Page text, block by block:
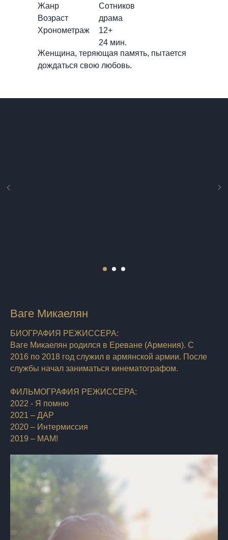
Жанр
Возраст
Хронометраж
Сотников
драма
12+
24 мин.
Женщина, теряющая память, пытается
дождаться свою любовь.
Ваге Микаелян
БИОГРАФИЯ РЕЖИССЕРА:
Ваге Микаелян родился в Ереване (Армения). С
2016 по 2018 год служил в армянской армии. После
службы начал заниматься кинематографом.
ФИЛЬМОГРАФИЯ РЕЖИССЕРА:
2022 - Я помню
2021 – ДАР
2020 – Интермиссия
2019 – МАМ!